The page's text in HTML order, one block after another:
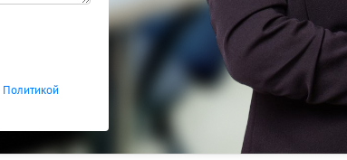
Политикой